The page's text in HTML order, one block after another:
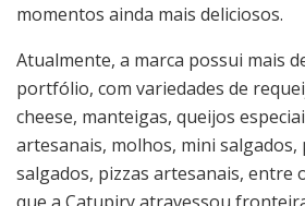
momentos ainda mais deliciosos.
Atualmente, a marca possui mais
portfólio, com variedades de
cheese, manteigas, queijos
artesanais, molhos, mini salgados,
salgados, pizzas artesanais, entre
que a Catupiry atravessou